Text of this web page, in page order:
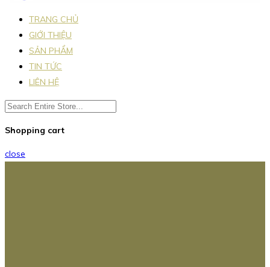
TRANG CHỦ
GIỚI THIỆU
SẢN PHẨM
TIN TỨC
LIÊN HỆ
Shopping cart
close